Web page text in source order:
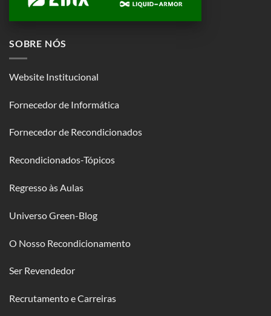
SOBRE NÓS
Website Institucional
Fornecedor de Informática
Fornecedor de Recondicionados
Recondicionados-Tópicos
Regresso às Aulas
Universo Green-Blog
O Nosso Recondicionamento
Ser Revendedor
Recrutamento e Carreiras